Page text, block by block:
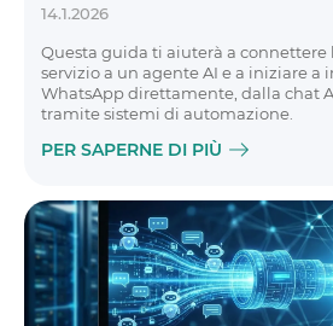
14.1.2026
Questa guida ti aiuterà a connettere
servizio a un agente AI e a iniziare a
WhatsApp direttamente, dalla chat
tramite sistemi di automazione.
PER SAPERNE DI PIÙ